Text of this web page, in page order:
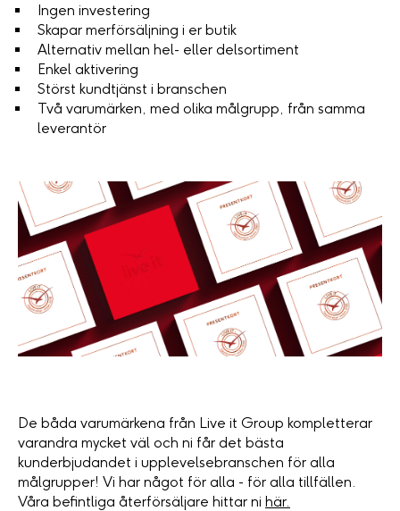
Ingen investering
Skapar merförsäljning i er butik
Alternativ mellan hel- eller delsortiment
Enkel aktivering
Störst kundtjänst i branschen
Två varumärken, med olika målgrupp, från samma
leverantör
De båda varumärkena från Live it Group kompletterar
varandra mycket väl och ni får det bästa
kunderbjudandet i upplevelsebranschen för alla
målgrupper! Vi har något för alla - för alla tillfällen.
Våra befintliga återförsäljare hittar ni här.